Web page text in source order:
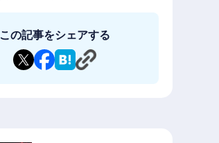
この記事をシェアする